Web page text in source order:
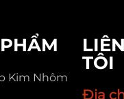
sản xuất đáng
hợp logistics trơn
nghiệp được
Kim Nhôm
TÔI
Địa